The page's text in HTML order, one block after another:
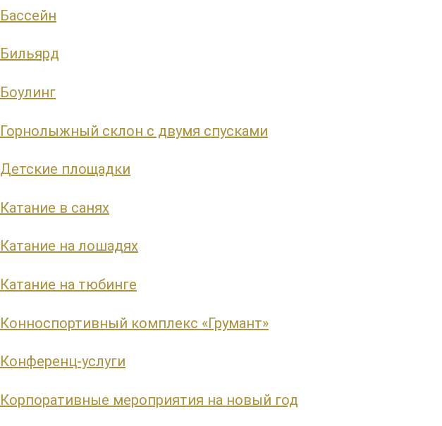
Бассейн
Бильярд
Боулинг
Горнолыжный склон с двумя спусками
Детские площадки
Катание в санях
Катание на лошадях
Катание на тюбинге
Конноспортивный комплекс «Грумант»
Конференц-услуги
Корпоративные мероприятия на новый год